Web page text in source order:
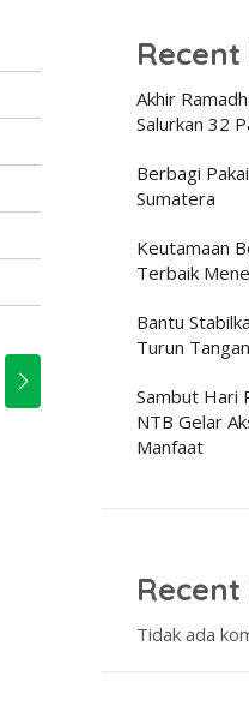
Recent
Akhir
Salurkan 32
Berbagi
Sumatera
Keutamaan
Terbaik
Bantu
Turun
Sambut Hari
NTB Gelar
Manfaat
Recent
Tidak ada